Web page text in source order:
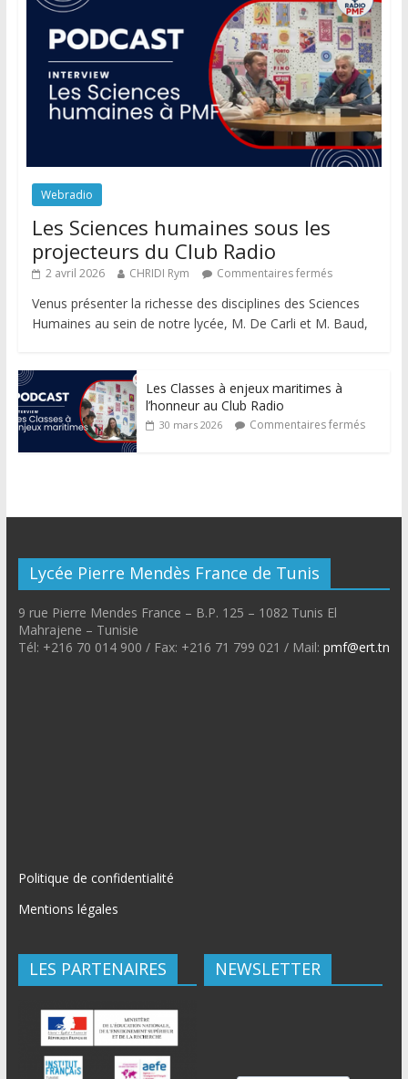
Webradio
Les Sciences humaines sous les
projecteurs du Club Radio
2 avril 2026 CHRIDI Rym Commentaires fermés
Venus présenter la richesse des disciplines des Sciences
Humaines au sein de notre lycée, M. De Carli et M. Baud,
Les Classes à enjeux maritimes à
l’honneur au Club Radio
30 mars 2026 Commentaires fermés
Lycée Pierre Mendès France de Tunis
9 rue Pierre Mendes France – B.P. 125 – 1082 Tunis El
Mahrajene – Tunisie
Tél: +216 70 014 900 / Fax: +216 71 799 021 / Mail: pmf@ert.tn
Politique de confidentialité
Mentions légales
LES PARTENAIRES NEWSLETTER